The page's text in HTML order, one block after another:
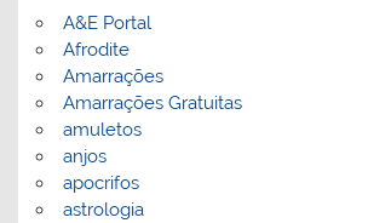
A&E Portal
Afrodite
Amarrações
Amarrações Gratuitas
amuletos
anjos
apocrifos
astrologia